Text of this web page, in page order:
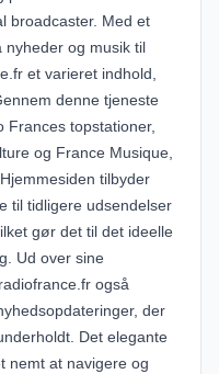
broadcaster. Med et
og musik til
et varieret indhold,
denne tjeneste
Frances topstationer,
og France Musique,
tilbyder
til tidligere udsendelser
gør det til det ideelle
Ud over sine
også
der
Det elegante
nemt at navigere og